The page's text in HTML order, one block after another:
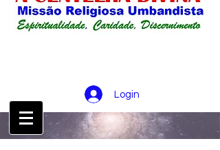
CONTATO :21 98256-0826
Login